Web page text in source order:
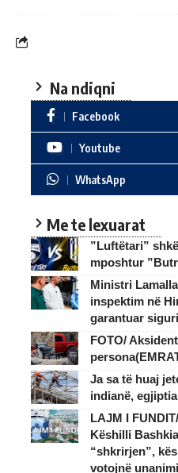
Na ndiqni
Facebook
Youtube
WhatsApp
Me te lexuarat
”Luftëtari”
mposhtur
Ministri
inspektim në
garantuar
FOTO/
Ja sa të huaj
indianë,
LAJM I
Këshilli
“shkrirjen”,
votojnë